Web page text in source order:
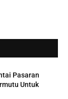
Pasaran
Untuk